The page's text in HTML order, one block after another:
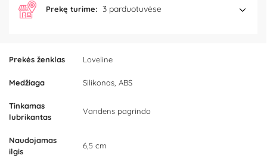
Prekės ženklas Loveline
Medžiaga Silikonas, ABS
Tinkamas
lubrikantas
Vandens pagrindo
Naudojamas
ilgis
6,5 cm
Prekę turime: 3 parduotuvėse